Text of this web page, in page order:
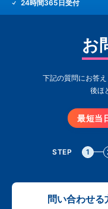
24時間365日受付
お
下記の質問にお答
後ほ
最短当
STEP 1
問い合わせ